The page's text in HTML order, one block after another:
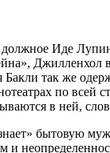
Иде
Джилленхол
так же
по
в ней,
бытовую